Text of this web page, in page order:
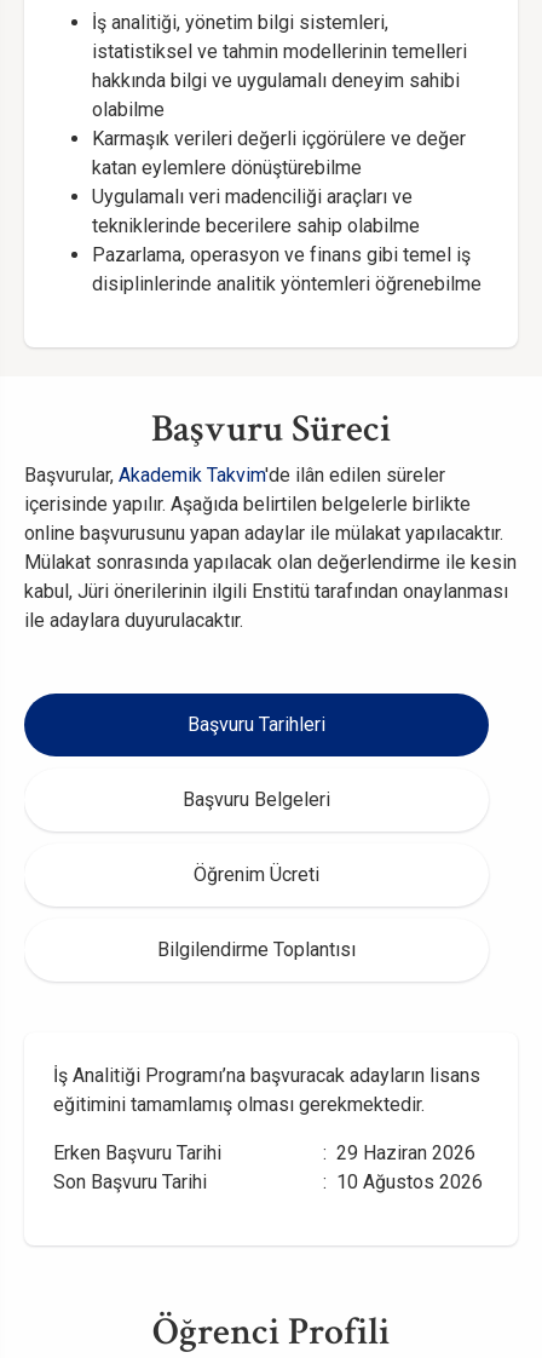
İş analitiği, yönetim bilgi sistemleri,
istatistiksel ve tahmin modellerinin temelleri
hakkında bilgi ve uygulamalı deneyim sahibi
olabilme
Karmaşık verileri değerli içgörülere ve değer
katan eylemlere dönüştürebilme
Uygulamalı veri madenciliği araçları ve
tekniklerinde becerilere sahip olabilme
Pazarlama, operasyon ve finans gibi temel iş
disiplinlerinde analitik yöntemleri öğrenebilme
Başvuru Süreci
Başvurular, Akademik Takvim'de ilân edilen süreler
içerisinde yapılır. Aşağıda belirtilen belgelerle birlikte
online başvurusunu yapan adaylar ile mülakat yapılacaktır.
Mülakat sonrasında yapılacak olan değerlendirme ile kesin
kabul, Jüri önerilerinin ilgili Enstitü tarafından onaylanması
ile adaylara duyurulacaktır.
Başvuru Tarihleri
Başvuru Belgeleri
Öğrenim Ücreti
Bilgilendirme Toplantısı
İş Analitiği Programı’na başvuracak adayların lisans
eğitimini tamamlamış olması gerekmektedir.
Erken Başvuru Tarihi : 29 Haziran 2026
Son Başvuru Tarihi : 10 Ağustos 2026
Öğrenci Profili